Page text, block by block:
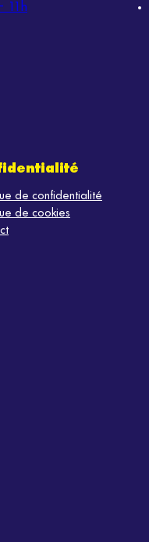
11h
de confidentialité
de cookies